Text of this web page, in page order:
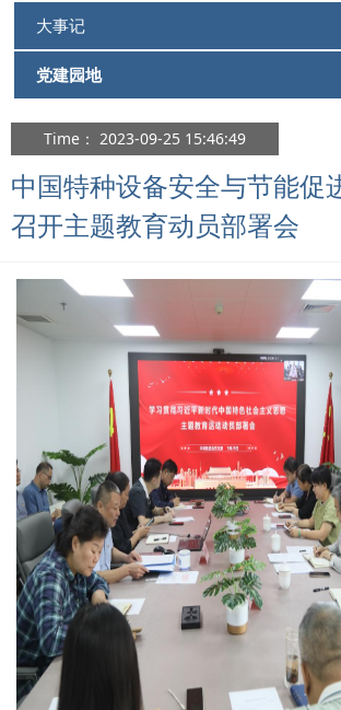
大事记
党建园地
Time： 2023-09-25 15:46:49
中国特种设备安全与节能促
召开主题教育动员部署会